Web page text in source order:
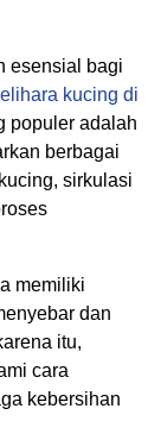
esensial bagi
kucing di
populer adalah
berbagai
sirkulasi
memiliki
dan
itu,
cara
kebersihan